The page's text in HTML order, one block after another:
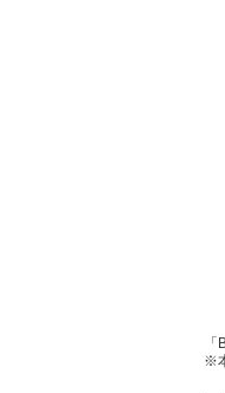
※